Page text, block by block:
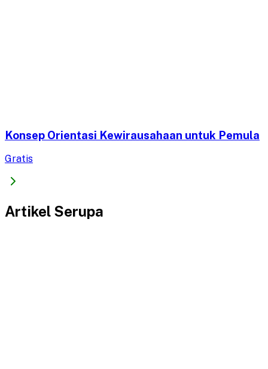
Konsep Orientasi Kewirausahaan untuk Pemula
Gratis
Artikel Serupa